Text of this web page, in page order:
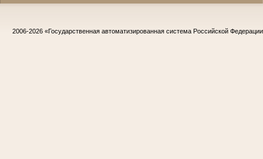
2006-2026 «Государственная автоматизированная система Российской